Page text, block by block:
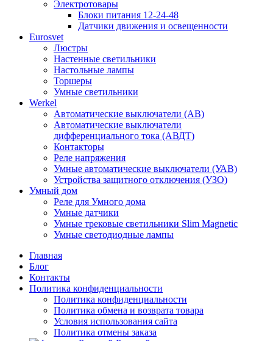
Электротовары
Блоки питания 12-24-48
Датчики движения и освещенности
Eurosvet
Люстры
Настенные светильники
Настольные лампы
Торшеры
Умные светильники
Werkel
Автоматические выключатели (АВ)
Автоматические выключатели
дифференциального тока (АВДТ)
Контакторы
Реле напряжения
Умные автоматические выключатели (УАВ)
Устройства защитного отключения (УЗО)
Умный дом
Реле для Умного дома
Умные датчики
Умные трековые светильники Slim Magnetic
Умные светодиодные лампы
Главная
Блог
Контакты
Политика конфиденциальности
Политика конфиденциальности
Политика обмена и возврата товара
Условия использования сайта
Политика отмены заказа